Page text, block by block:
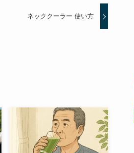
ネッククーラー 使い方